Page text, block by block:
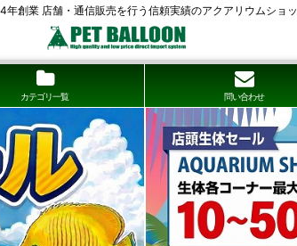
年創業 店舗・通信販売を行う信頼実績のアクアリウムショ
カテゴリ一覧 問い合わせ